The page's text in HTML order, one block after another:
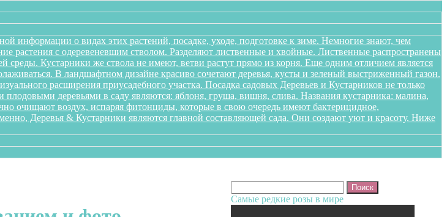
информации о видах этих растений, посадке, уходе, подготовке к зиме. Немногие знают, чем
растения с одеревеневшим стволом. Разделяют лиственные и хвойные. Лиственные распространены
Кустарники же ствола не имеют, ветви растут прямо из корня. Еще одним отличием является
В ландшафтном дизайне красиво сочетают деревья, кусты и зеленый выстриженный газон.
расширения приусадебного участка. Посадка садовых Деревьев и Кустарников не только
деревьями в саду являются: яблоня, груша, вишня, слива. Названия кустарника: малина,
очищают воздух, испаряя фитонциды, которые в свою очередь имеют бактерицидное,
Деревья & Кустарники являются главной составляющей сада. Они создают уют и красоту. Ниже
Самые редкие розы в мире